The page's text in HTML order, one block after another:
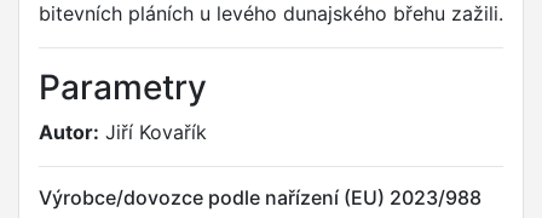
bitevních pláních u levého dunajského břehu zažili.
Parametry
Autor: Jiří Kovařík
Výrobce/dovozce podle nařízení (EU) 2023/988